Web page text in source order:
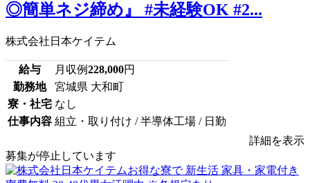
◎簡単ネジ締め』 #未経験OK #2...
株式会社日本ケイテム
給与 月収例228,000円
勤務地
宮城県 大和町
寮・社宅 なし
仕事内容 組立・取り付け / 半導体工場 / 日勤
詳細を表示
募集が停止しています